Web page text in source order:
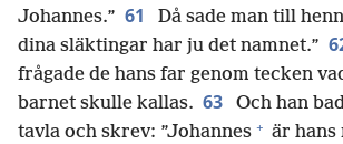
Johannes.” 61
Då sade man till
dina släktingar har ju det namnet.”
frågade de hans far genom tecken
barnet skulle kallas. 63
Och han
tavla och skrev: ”Johannes + är hans